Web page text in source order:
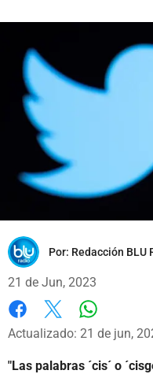
Por: Redacción BLU
21 de Jun, 2023
Facebook
X
Actualizado: 21 de jun,
"Las palabras ´cis´ o